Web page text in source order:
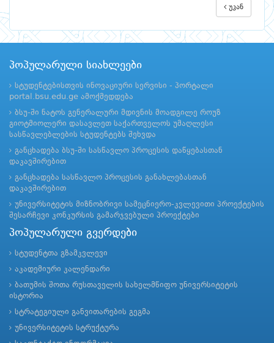
უკან
პოპულარული სიახლეები
სტუდენტებისთვის ინოვაციური სერვისი - პორტალი
portal.bsu.edu.ge ამოქმედდება
ბსუ-ში ნატოს გენერალური მდივნის მოადგილე როუზ
გიოტმიოლერი დასავლეთ საქართველოს უმაღლესი
სასწავლებლების სტუდენტებს შეხვდა
განცხადება ბსუ-ში სასწავლო პროცესის დაწყებასთან
დაკავშირებით
განცხადება სასწავლო პროცესის განახლებასთან
დაკავშირებით
უნივერსიტეტის მიზნობრივი სამეცნიერო-კვლევითი პროექტების
შესარჩევი კონკურსის გამარჯვებული პროექტები
პოპულარული გვერდები
სტუდენტთა გზამკვლევი
აკადემიური კალენდარი
ბათუმის შოთა რუსთაველის სახელმწიფო უნივერსიტეტის
ისტორია
სტრატეგიული განვითარების გეგმა
უნივერსიტეტის სტრუქტურა